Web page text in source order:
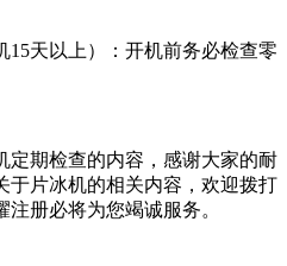
天以上）：开机前务必检查零
期检查的内容，感谢大家的耐
于片冰机的相关内容，欢迎拨打
册必将为您竭诚服务。